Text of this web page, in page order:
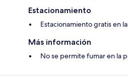
Estacionamiento
Estacionamiento gratis en
Más información
No se permite fumar en la